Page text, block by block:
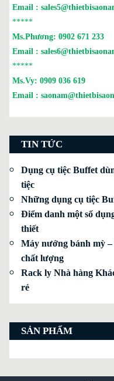
Email :
*****
Ms.Phương: 0902 671 233
Email :
*****
Ms.Vy: 0909 036 619
Email :
TIN TỨC
Dụng cụ tiệc Buffet
tiệc
Những dụng cụ tiệc
Điểm danh một số
thiết
Máy nướng bánh mỳ
chất lượng
Rack ly Nhà hàng
rẻ
SẢN PHẨM